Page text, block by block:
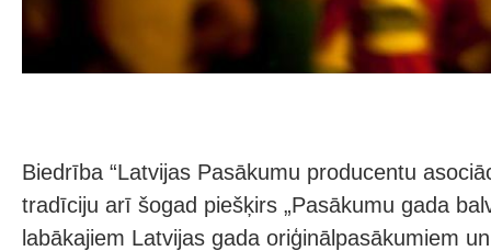
Biedrība “Latvijas Pasākumu producentu
tradīciju arī šogad piešķirs „Pasākumu gada
labākajiem Latvijas gada oriģinālpasākumiem